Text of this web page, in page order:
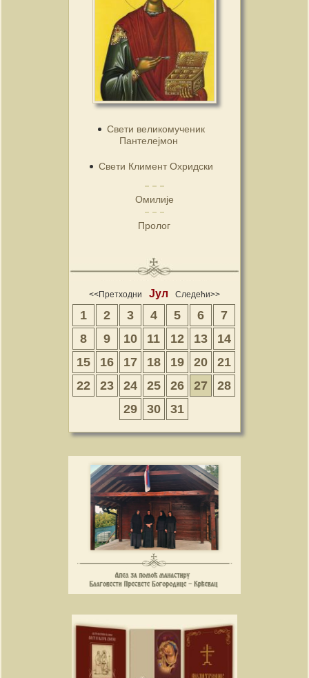
Свети великомученик
Пантелејмон
Свети Климент Охридски
Омилије
Пролог
<<Претходни Јул Следећи>>
1 2 3 4 5 6
7
8
9 10 11 12 13
14
15
16 17 18 19 20
21
22
23 24 25 26 27
28
29
30 31